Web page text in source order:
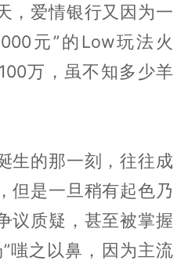
，爱情银行又因为一
元”的Low玩法火
万，虽不知多少羊
生的那一刻，往往成
但是一旦稍有起色乃
议质疑，甚至被掌握
嗤之以鼻，因为主流